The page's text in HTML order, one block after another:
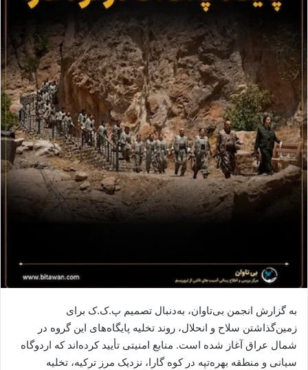
به گزارش انجمن بی‌تاوان، به‌دنبال تصمیم پ.ک.ک برای
زمین‌گذاشتن سلاح و انحلال، روند تخلیه پایگاه‌های این گروه در
شمال عراق آغاز شده است. منابع امنیتی تأیید کرده‌اند که اردوگاه
سیانی و منطقه بهره‌تپه در کوه گارا، نزدیک مرز ترکیه، تخلیه